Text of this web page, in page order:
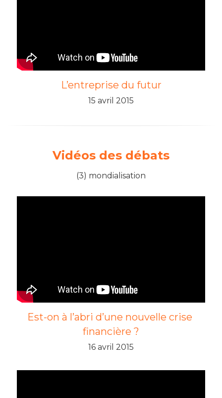
L’entreprise du futur
15 avril 2015
Vidéos des débats
(3) mondialisation
Est-on à l’abri d’une nouvelle crise
financière ?
16 avril 2015